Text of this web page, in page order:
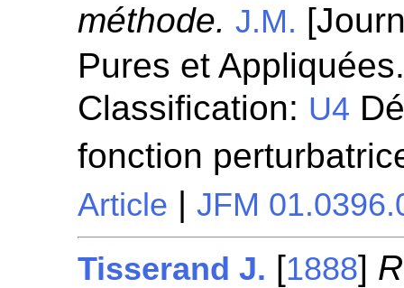
méthode. J.M.
Pures et
Classification: U4
fonction
Article |JFM
Tisserand J. [1888]